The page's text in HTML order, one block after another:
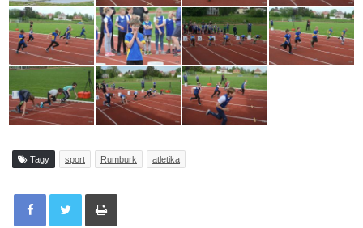
Tagy sport Rumburk atletika
Tisknout